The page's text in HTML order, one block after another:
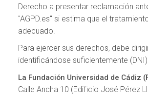
Derecho a presentar reclamación
"AGPD.es" si estima que el
adecuado.
Para ejercer sus derechos, debe
identificándose suficientemente
La Fundación Universidad de Cádiz
Calle Ancha 10 (Edificio José Pérez